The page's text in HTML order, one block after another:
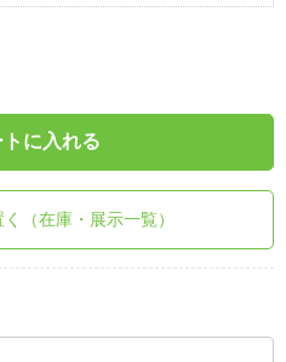
トに入れる
（在庫・展示一覧）